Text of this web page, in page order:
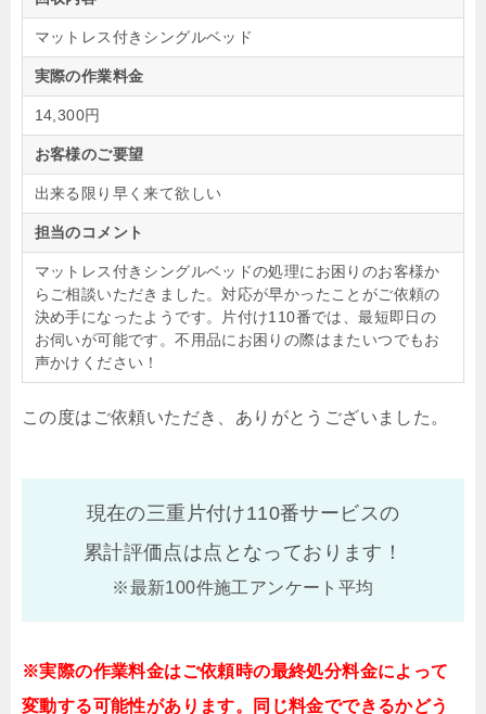
マットレス付きシングルベッド
実際の作業料金
14,300円
お客様のご要望
出来る限り早く来て欲しい
担当のコメント
マットレス付きシングルベッドの処理にお困りのお客様か
らご相談いただきました。対応が早かったことがご依頼の
決め手になったようです。片付け110番では、最短即日の
お伺いが可能です。不用品にお困りの際はまたいつでもお
声かけください！
この度はご依頼いただき、ありがとうございました。
現在の三重片付け110番サービスの
累計評価点は点となっております！
※最新100件施工アンケート平均
※実際の作業料金はご依頼時の最終処分料金によって
変動する可能性があります。同じ料金でできるかどう